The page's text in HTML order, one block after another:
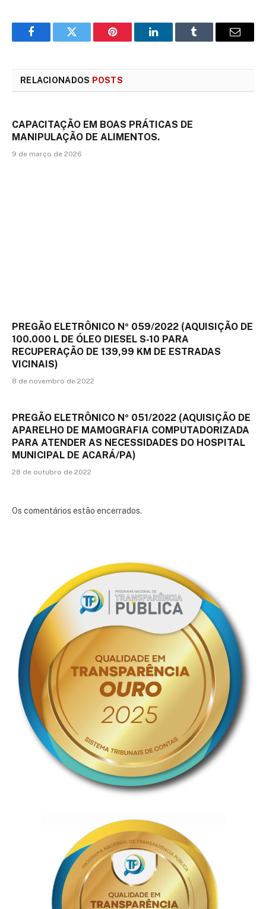
FacebookTwitter Pinterest LinkedInTumblr
E-
RELACIONADOS POSTS
CAPACITAÇÃO EM BOAS PRÁTICAS DE
MANIPULAÇÃO DE ALIMENTOS.
9 de março de 2026
PREGÃO ELETRÔNICO Nº 059/2022 (AQUISIÇÃO DE
100.000 L DE ÓLEO DIESEL S-10 PARA
RECUPERAÇÃO DE 139,99 KM DE ESTRADAS
VICINAIS)
8 de novembro de 2022
PREGÃO ELETRÔNICO Nº 051/2022 (AQUISIÇÃO DE
APARELHO DE MAMOGRAFIA COMPUTADORIZADA
PARA ATENDER AS NECESSIDADES DO HOSPITAL
MUNICIPAL DE ACARÁ/PA)
28 de outubro de 2022
Os comentários estão encerrados.